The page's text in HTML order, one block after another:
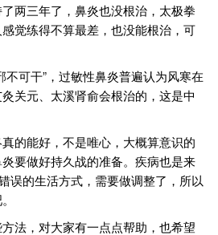
两三年了，鼻炎也没根治，太极拳
觉练得不算最差，也没能根治，可
不可干”，过敏性鼻炎普遍认为风寒在
关元、太溪肾俞会根治的，这是中
的能好，不是唯心，大概算意识的
要做好持久战的准备。疾病也是来
误的生活方式，需要做调整了，所以
法，对大家有一点点帮助，也希望